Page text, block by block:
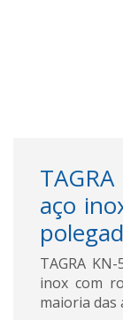
aço
TAGRA
inox com
maioria das